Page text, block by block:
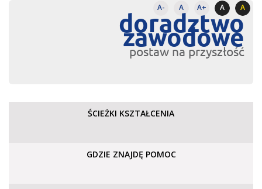
A- A A+ A A
doradztwo
zawodowe
postaw na przyszłość
ŚCIEŻKI KSZTAŁCENIA
GDZIE ZNAJDĘ POMOC